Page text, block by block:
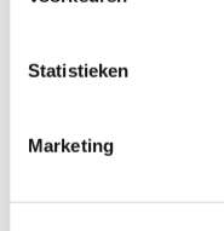
Statistieken
Marketing
>Hivos en de politiek